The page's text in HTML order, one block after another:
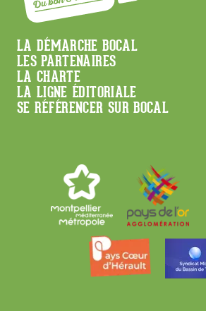
Menu
Footer
LA DÉMARCHE BOCAL
LES PARTENAIRES
LA CHARTE
LA LIGNE ÉDITORIALE
SE RÉFÉRENCER SUR BOCAL